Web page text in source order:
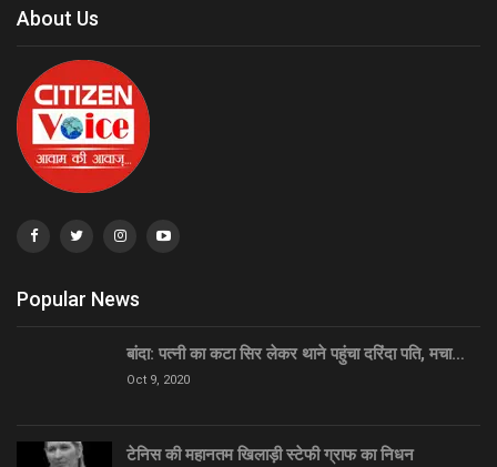
About Us
Popular News
बांदा: पत्नी का कटा सिर लेकर थाने पहुंचा दरिंदा पति, मचा…
Oct 9, 2020
टेनिस की महानतम खिलाड़ी स्टेफी ग्राफ का निधन